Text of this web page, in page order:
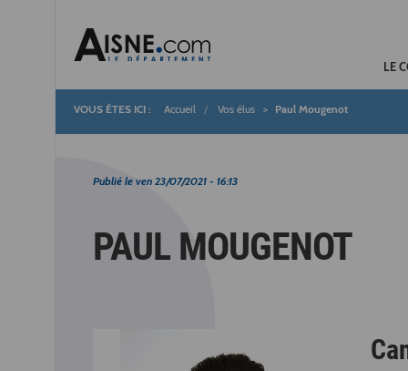
LE
Fil
d'Ariane
Accueil Vos élus Paul Mougenot
Publié le ven 23/07/2021 - 16:13
PAUL MOUGENOT